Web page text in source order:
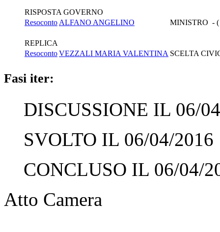
RISPOSTA GOVERNO
Resoconto ALFANO ANGELINO MINISTRO -
REPLICA
ResocontoVEZZALI MARIA VALENTINA SCELTA
Fasi iter:
DISCUSSIONE IL 06/
SVOLTO IL 06/04/2016
CONCLUSO IL 06/04/
Atto Camera